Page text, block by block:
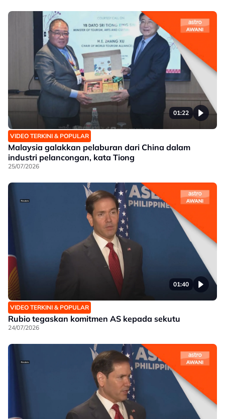
01:22
VIDEO TERKINI & POPULAR
Malaysia galakkan pelaburan dari China dalam
industri pelancongan, kata Tiong
25/07/2026
01:40
VIDEO TERKINI & POPULAR
Rubio tegaskan komitmen AS kepada sekutu
24/07/2026